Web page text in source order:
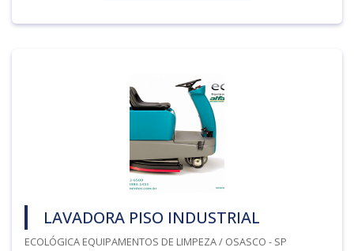
LAVADORA PISO INDUSTRIAL
ECOLÓGICA EQUIPAMENTOS DE LIMPEZA / OSASCO - SP